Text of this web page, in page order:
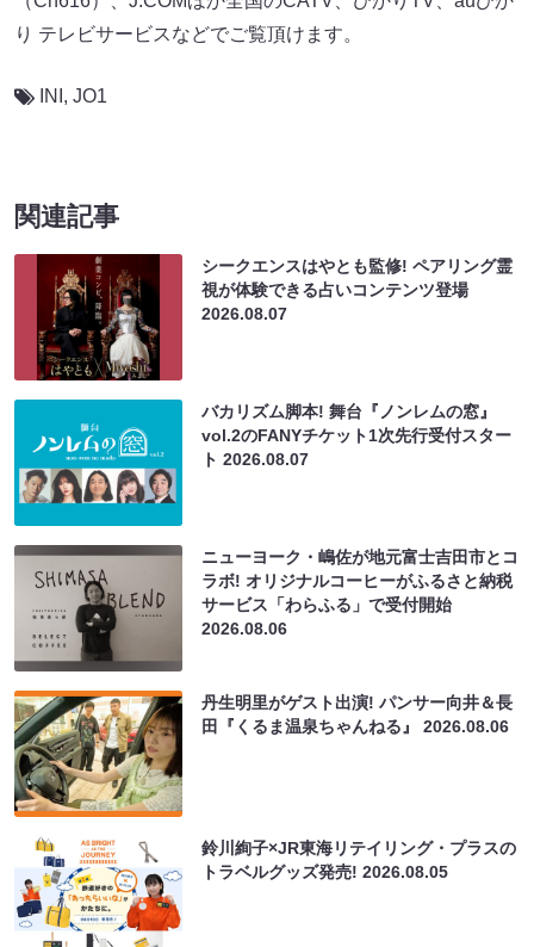
り テレビサービスなどでご覧頂けます。
INI , JO1
関連記事
シークエンスはやとも監修! ペアリング霊
視が体験できる占いコンテンツ登場
2026.08.07
バカリズム脚本! 舞台『ノンレムの窓』
vol.2のFANYチケット1次先行受付スター
ト2026.08.07
ニューヨーク・嶋佐が地元富士吉田市とコ
ラボ! オリジナルコーヒーがふるさと納税
サービス「わらふる」で受付開始
2026.08.06
丹生明里がゲスト出演! パンサー向井＆長
田『くるま温泉ちゃんねる』2026.08.06
鈴川絢子×JR東海リテイリング・プラスの
トラベルグッズ発売!2026.08.05